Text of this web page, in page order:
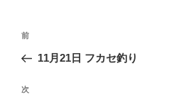
投
ナ
ビ
前
の
稿
前
11月21日 フカセ釣り
次
次